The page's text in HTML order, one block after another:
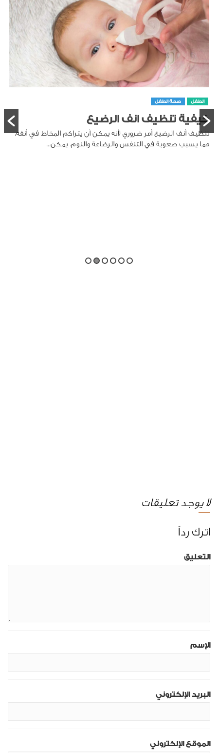
الطفل صحة الطفل
كيفية تنظيف انف الرضيع
تنظيف أنف الرضيع أمر ضروري لأنه يمكن أن يتراكم المخاط في أنفه،
مما يسبب صعوبة في التنفس والرضاعة والنوم. يمكن...
لا يوجد تعليقات
اترك رداً
التعليق
الإسم
البريد الإلكتروني
الموقع الإلكتروني